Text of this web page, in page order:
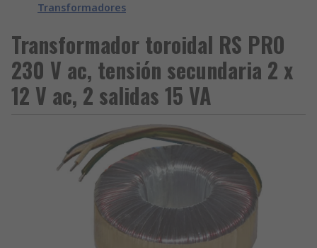
Transformadores
Transformador toroidal RS PRO
230 V ac, tensión secundaria 2 x
12 V ac, 2 salidas 15 VA